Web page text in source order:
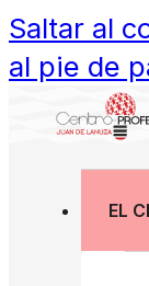
Saltar al
al pie de
EL